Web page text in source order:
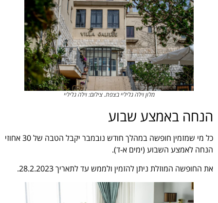
מלון וילה גליליי בצפת. צילום: וילה גליליי
הנחה באמצע שבוע
כל מי שמזמין חופשה במהלך חודש נובמבר יקבל הטבה של 30 אחוזי
הנחה לאמצע השבוע (ימים א-ד).
את החופשה המוזלת ניתן להזמין ולממש עד לתאריך 28.2.2023.